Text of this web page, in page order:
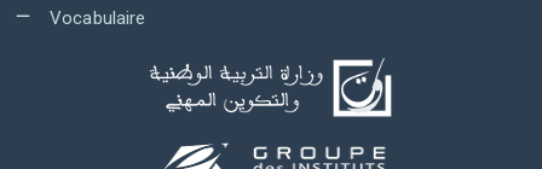
Vocabulaire